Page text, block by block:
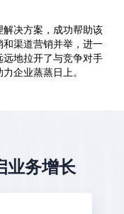
解决方案，成功帮助该
渠道营销并举，进一
地拉开了与竞争对手
企业蒸蒸日上。
业务增长